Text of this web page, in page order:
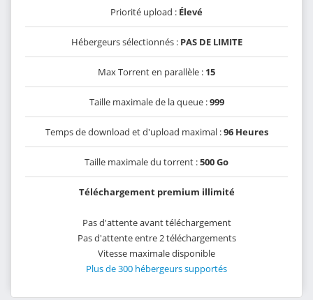
Priorité upload : Élevé
Hébergeurs sélectionnés : PAS DE LIMITE
Max Torrent en parallèle : 15
Taille maximale de la queue :999
Temps de download et d'upload maximal :96 Heures
Taille maximale du torrent :500 Go
Téléchargement premium illimité
Pas d'attente avant téléchargement
Pas d'attente entre 2 téléchargements
Vitesse maximale disponible
Plus de 300 hébergeurs supportés